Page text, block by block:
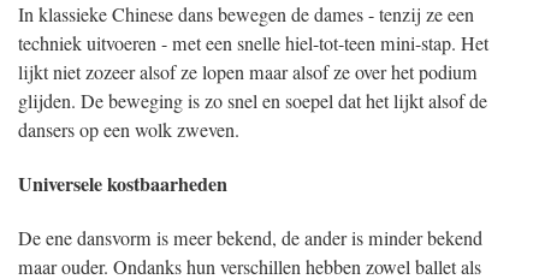
In klassieke Chinese dans bewegen de dames - tenzij ze een
techniek uitvoeren - met een snelle hiel-tot-teen mini-stap. Het
lijkt niet zozeer alsof ze lopen maar alsof ze over het podium
glijden. De beweging is zo snel en soepel dat het lijkt alsof de
dansers op een wolk zweven.
Universele kostbaarheden
De ene dansvorm is meer bekend, de ander is minder bekend
maar ouder. Ondanks hun verschillen hebben zowel ballet als